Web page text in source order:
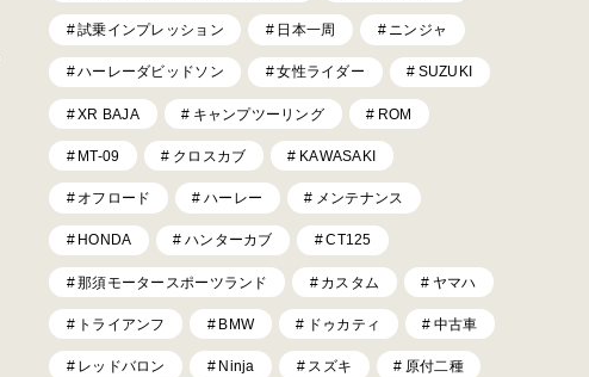
試乗インプレッション 日本一周 ニンジャ
ハーレーダビッドソン 女性ライダー SUZUKI
XR BAJA キャンプツーリング ROM
MT-09 クロスカブ KAWASAKI
オフロード ハーレー メンテナンス
HONDA ハンターカブ CT125
那須モータースポーツランド カスタム ヤマハ
トライアンフ BMW ドゥカティ 中古車
レッドバロン Ninja スズキ 原付二種